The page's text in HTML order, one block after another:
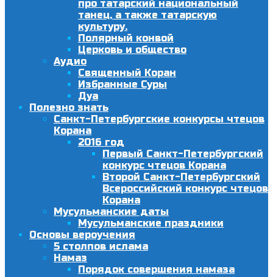
про татарский национальный
танец, а также татарскую
культуру.
Полярный конвой
Церковь и общество
Аудио
Священный Коран
Избранные Суры
Дуа
Полезно знать
Санкт-Петербургские конкурсы чтецов
Корана
2016 год
Первый Санкт-Петербургский
конкурс чтецов Корана
Второй Санкт-Петербургский
Всероссийский конкурс чтецов
Корана
Мусульманские даты
Мусульманские праздники
Основы вероучения
5 столпов ислама
Намаз
Порядок совершения намаза